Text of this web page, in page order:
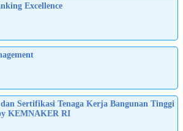
Excellence
Sertifikasi Tenaga Kerja Bangunan Tinggi
KEMNAKER RI